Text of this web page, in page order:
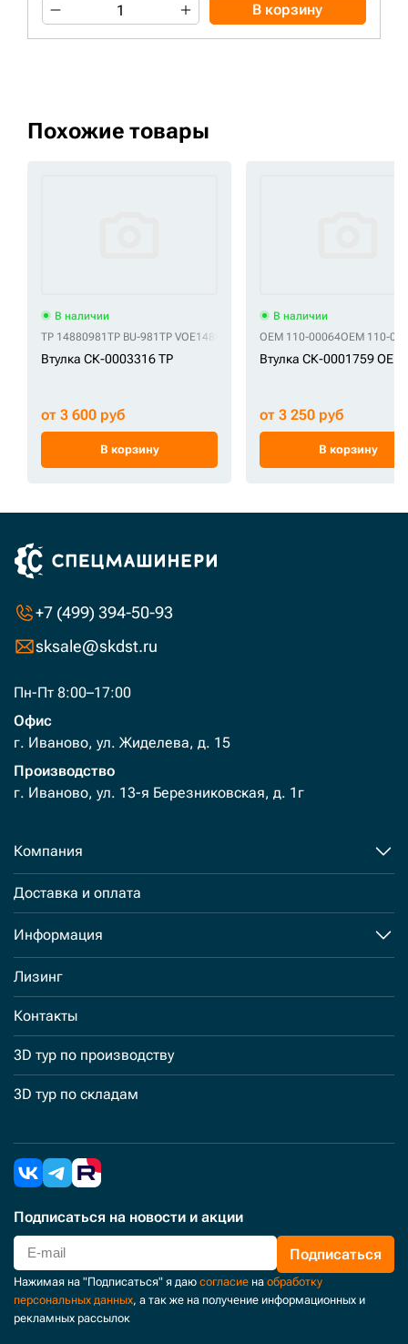
В корзину
Похожие товары
В наличии
TP 14880981 TP BU-981 TP VOE14880981
Втулка СК-0003316 TP
от 3 600 руб
В корзину
В наличии
OEM 110-00064OEM 110-
Втулка СК-0001759 OEM
от 3 250 руб
В корзину
+7 (499) 394-50-93
sksale@skdst.ru
Пн-Пт 8:00–17:00
Офис
г. Иваново, ул. Жиделева, д. 15
Производство
г. Иваново, ул. 13-я Березниковская, д. 1г
Компания
Доставка и оплата
Информация
Лизинг
Контакты
3D тур по производству
3D тур по складам
Подписаться на новости и акции
Подписаться
Нажимая на "Подписаться" я даю согласие на обработку
персональных данных, а так же на получение информационных и
рекламных рассылок